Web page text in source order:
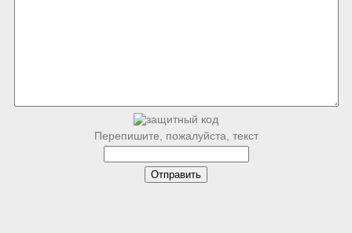
Перепишите, пожалуйста, текст